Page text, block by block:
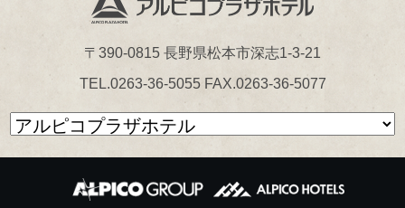
〒390-0815 長野県松本市深志1-3-21
TEL.0263-36-5055 FAX.0263-36-5077